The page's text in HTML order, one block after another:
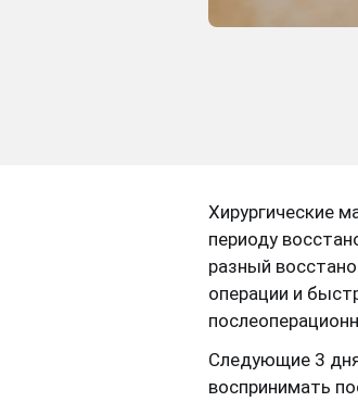
Хирургические
периоду
разный
операции и
Следующие 3 дня
воспринимать